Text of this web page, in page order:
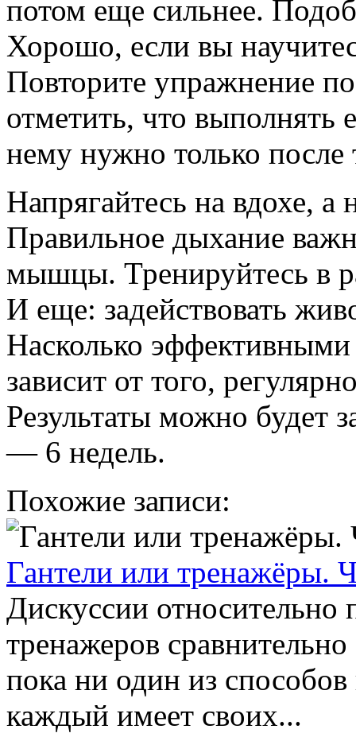
потом еще сильнее.
Хорошо, если вы
Повторите упражнение
отметить, что выполнять
нему нужно только после
Напрягайтесь на вдохе, а
Правильное дыхание
мышцы. Тренируйтесь в
И еще: задействовать
Насколько
зависит от того,
Результаты можно будет
— 6 недель.
Похожие записи:
Гантели или тренажёры.
Дискуссии
тренажеров
пока ни один из
каждый имеет своих...